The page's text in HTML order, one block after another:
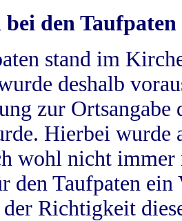
den Taufpaten
stand im
deshalb
zur
Hierbei wurde
wohl nicht
den Taufpaten
Richtigkeit